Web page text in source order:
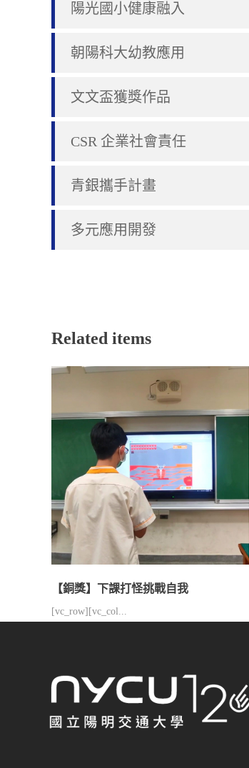
陽光國小健康融入
朝陽科大幼教應用
文文盃獲獎作品
CSR 企業社會責任
青銀攜手計畫
多元應用開發
Related items
【銅獎】下課打怪挑戰自我
[vc_row][vc_col...